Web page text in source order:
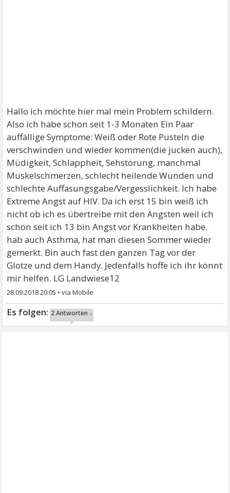
Hallo ich möchte hier mal mein Problem schildern.
Also ich habe schon seit 1-3 Monaten Ein Paar
auffällige Symptome: Weiß oder Rote Pusteln die
verschwinden und wieder kommen(die jucken auch),
Müdigkeit, Schlappheit, Sehstörung, manchmal
Muskelschmerzen, schlecht heilende Wunden und
schlechte Auffasungsgabe/Vergesslichkeit. Ich habe
Extreme Angst auf HIV. Da ich erst 15 bin weiß ich
nicht ob ich es übertreibe mit den Ängsten weil ich
schon seit ich 13 bin Angst vor Krankheiten habe.
hab auch Asthma, hat man diesen Sommer wieder
gemerkt. Bin auch fast den ganzen Tag vor der
Glotze und dem Handy. Jedenfalls hoffe ich ihr könnt
mir helfen. LG Landwiese12
28.09.2018 20:05 •
2 Antworten ↓